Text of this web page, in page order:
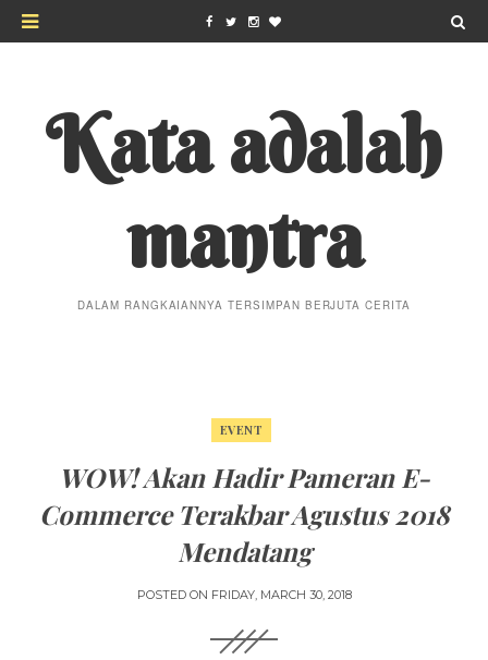
Kata adalah
mantra
DALAM RANGKAIANNYA TERSIMPAN BERJUTA CERITA
EVENT
WOW! Akan Hadir Pameran E-
Commerce Terakbar Agustus 2018
Mendatang
POSTED ON FRIDAY, MARCH 30, 2018